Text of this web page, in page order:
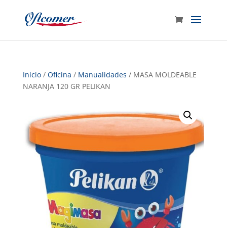
Inicio/ Oficina / Manualidades / MASA MOLDEABLE
NARANJA 120 GR PELIKAN